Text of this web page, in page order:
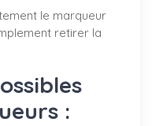
le marqueur
retirer la
: